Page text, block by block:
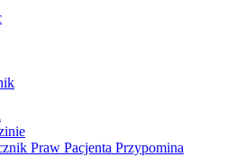
Praw Pacjenta Przypomina